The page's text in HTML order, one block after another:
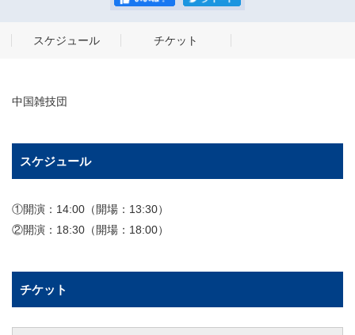
スケジュール チケット
中国雑技団
スケジュール
①開演：14:00（開場：13:30）
②開演：18:30（開場：18:00）
チケット